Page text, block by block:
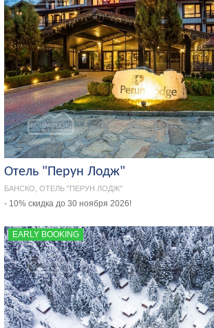
Отель "Перун Лодж"
БАНСКО, ОТЕЛЬ "ПЕРУН ЛОДЖ"
- 10% скидка до 30 ноября 2026!
EARLY BOOKING